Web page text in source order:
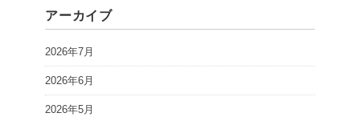
アーカイブ
2026年7月
2026年6月
2026年5月